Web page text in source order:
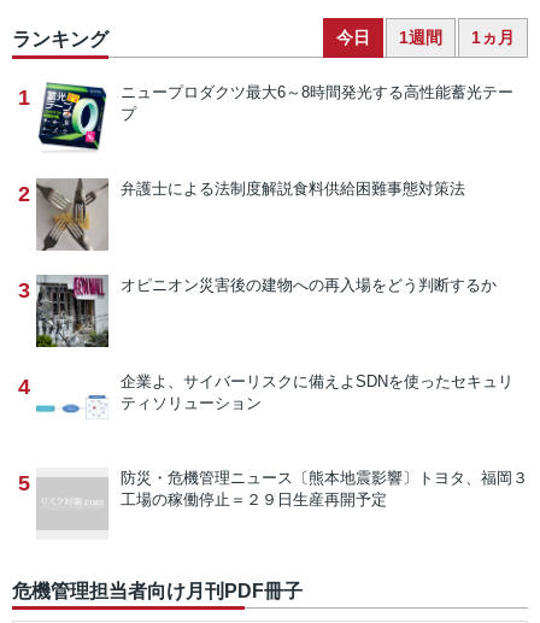
ランキング 今日 1週間 1ヵ月
1 ニュープロダクツ最大6～8時間発光する高性能蓄光テー
プ
2 弁護士による法制度解説食料供給困難事態対策法
3 オピニオン災害後の建物への再入場をどう判断するか
4 企業よ、サイバーリスクに備えよ SDNを使ったセキュリ
ティソリューション
5 防災・危機管理ニュース 〔熊本地震影響〕トヨタ、福岡３
工場の稼働停止＝２９日生産再開予定
危機管理担当者向け月刊PDF冊子